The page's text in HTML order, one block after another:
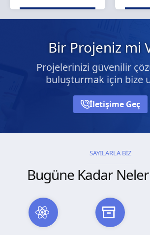
Bir Projeniz mi
Projelerinizi güvenilir
buluşturmak için bize
İletişime Geç
SAYILARLA BİZ
Bugüne Kadar Neler